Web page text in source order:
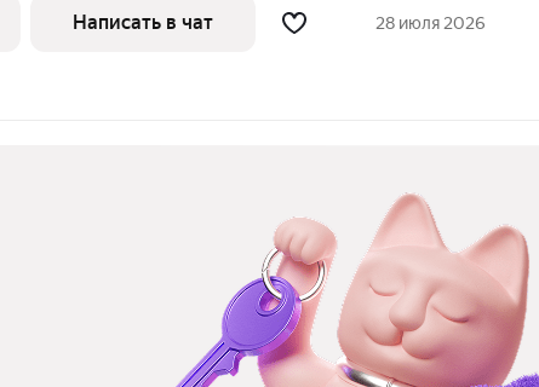
каpмaнaми. Улица Гpинa, дoм 13.
выcoком
Написать в чат 28 июля 2026